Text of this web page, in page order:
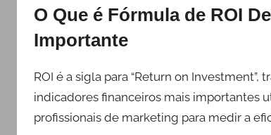
O Que é Fórmula de ROI
Importante
ROI é a sigla para “Return on
indicadores financeiros mais importantes
profissionais de marketing para medir a